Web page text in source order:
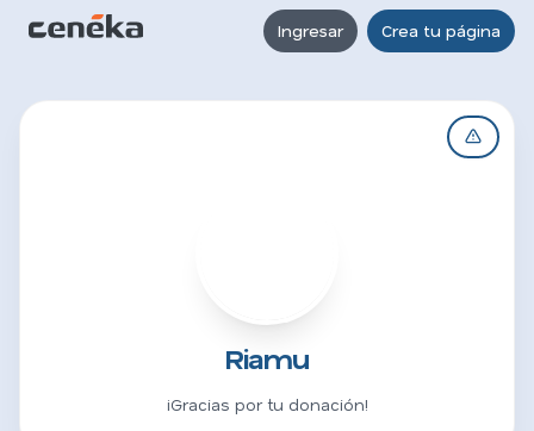
Ingresar Crea tu página
Riamu
¡Gracias por tu donación!